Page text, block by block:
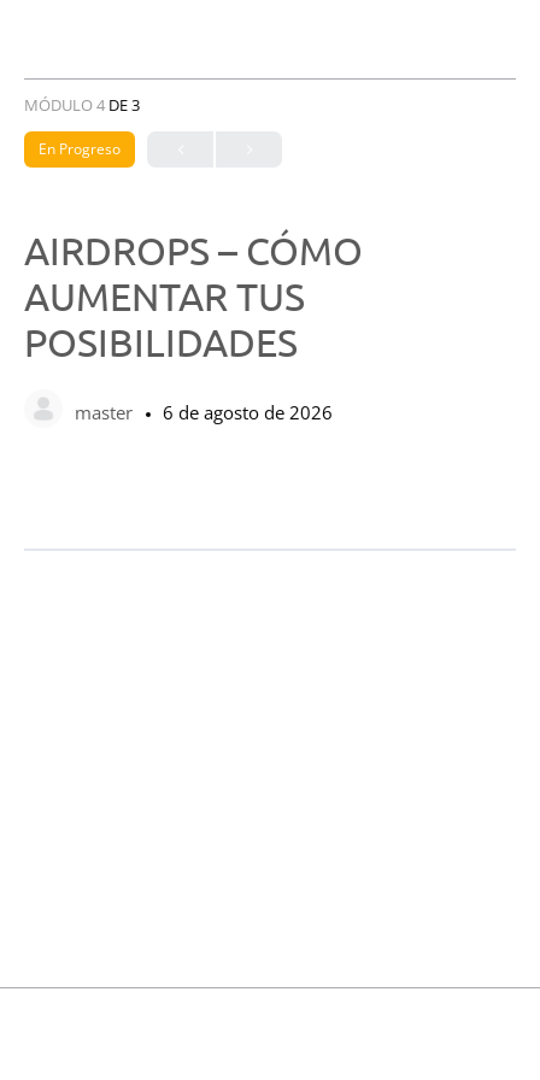
MÓDULO 4 DE 3
En Progreso
AIRDROPS – CÓMO
AUMENTAR TUS
POSIBILIDADES
master 6 de agosto de 2026